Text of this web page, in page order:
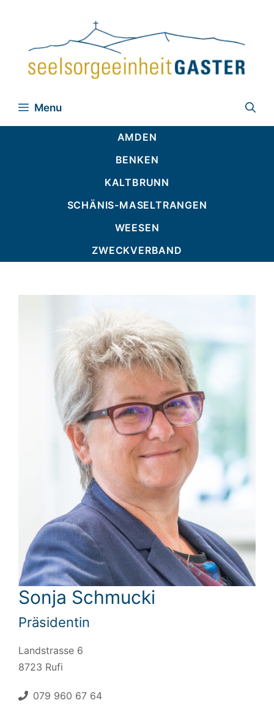
Menu
AMDEN
BENKEN
KALTBRUNN
SCHÄNIS-MASELTRANGEN
WEESEN
ZWECKVERBAND
Sonja Schmucki
Präsidentin
Landstrasse 6
8723 Rufi
079 960 67 64